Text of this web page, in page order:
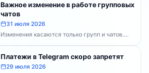
Важное изменение в работе групповых
чатов
31 июля 2026
Изменения касаются только групп и чатов.
Каналы работают в прежнем режиме —
владельцам каналов делать...
Платежи в Telegram скоро запретят
29 июля 2026